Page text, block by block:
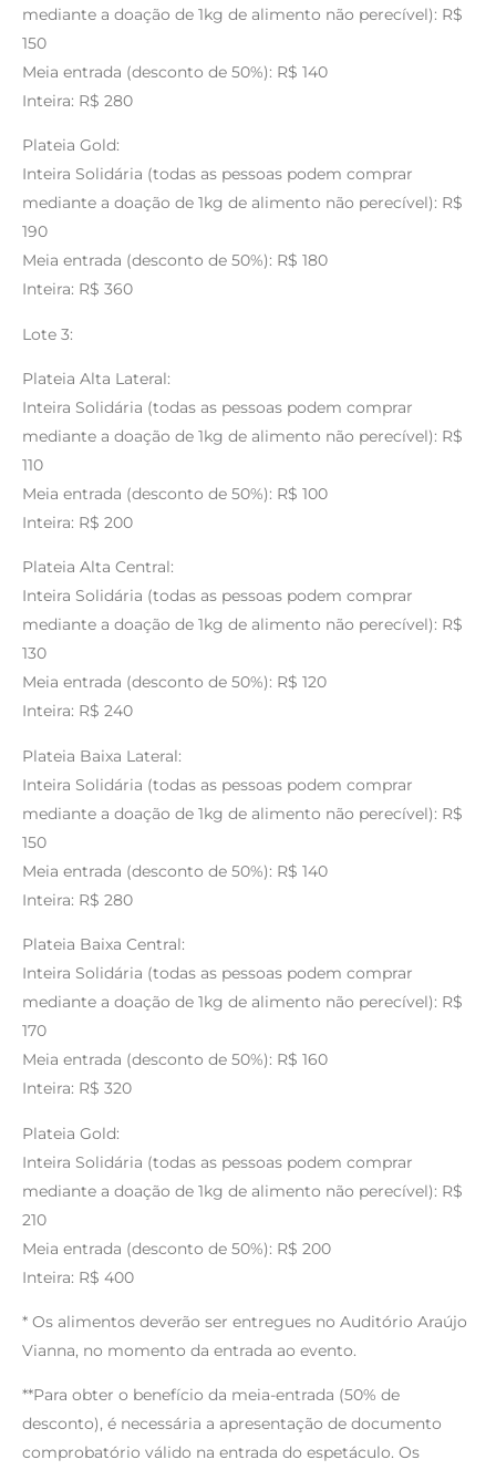
mediante a doação de 1kg de alimento não perecível): R$
150
Meia entrada (desconto de 50%): R$ 140
Inteira: R$ 280
Plateia Gold:
Inteira Solidária (todas as pessoas podem comprar
mediante a doação de 1kg de alimento não perecível): R$
190
Meia entrada (desconto de 50%): R$ 180
Inteira: R$ 360
Lote 3:
Plateia Alta Lateral:
Inteira Solidária (todas as pessoas podem comprar
mediante a doação de 1kg de alimento não perecível): R$
110
Meia entrada (desconto de 50%): R$ 100
Inteira: R$ 200
Plateia Alta Central:
Inteira Solidária (todas as pessoas podem comprar
mediante a doação de 1kg de alimento não perecível): R$
130
Meia entrada (desconto de 50%): R$ 120
Inteira: R$ 240
Plateia Baixa Lateral:
Inteira Solidária (todas as pessoas podem comprar
mediante a doação de 1kg de alimento não perecível): R$
150
Meia entrada (desconto de 50%): R$ 140
Inteira: R$ 280
Plateia Baixa Central:
Inteira Solidária (todas as pessoas podem comprar
mediante a doação de 1kg de alimento não perecível): R$
170
Meia entrada (desconto de 50%): R$ 160
Inteira: R$ 320
Plateia Gold:
Inteira Solidária (todas as pessoas podem comprar
mediante a doação de 1kg de alimento não perecível): R$
210
Meia entrada (desconto de 50%): R$ 200
Inteira: R$ 400
* Os alimentos deverão ser entregues no Auditório Araújo
Vianna, no momento da entrada ao evento.
**Para obter o benefício da meia-entrada (50% de
desconto), é necessária a apresentação de documento
comprobatório válido na entrada do espetáculo. Os